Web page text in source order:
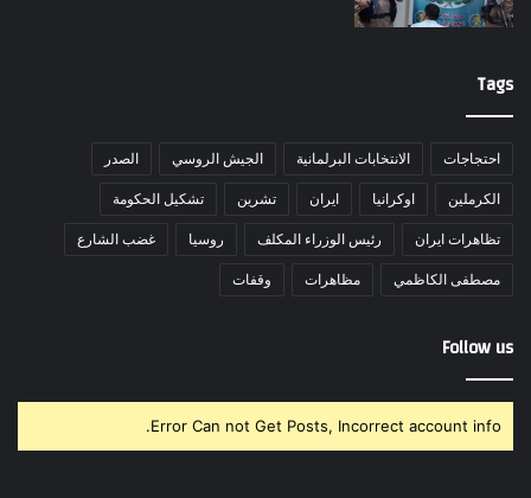
Tags
احتجاجات الانتخابات البرلمانية الجيش الروسي الصدر
الكرملين اوكرانيا ايران تشرين تشكيل الحكومة
تظاهرات ايران رئيس الوزراء المكلف روسيا غضب الشارع
مصطفى الكاظمي مظاهرات وقفات
Follow us
Error Can not Get Posts, Incorrect account info.